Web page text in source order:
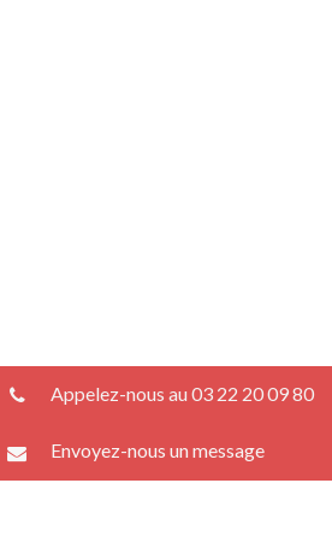
Appelez-nous au 03 22 20 09 80
Envoyez-nous un message